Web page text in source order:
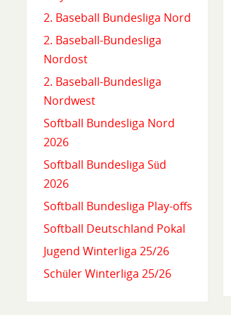
2. Baseball Bundesliga Nord
2. Baseball-Bundesliga
Nordost
2. Baseball-Bundesliga
Nordwest
Softball Bundesliga Nord
2026
Softball Bundesliga Süd
2026
Softball Bundesliga Play-offs
Softball Deutschland Pokal
Jugend Winterliga 25/26
Schüler Winterliga 25/26